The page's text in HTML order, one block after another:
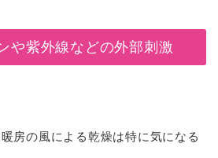
紫外線などの外部刺激
房の風による乾燥は特に気になる